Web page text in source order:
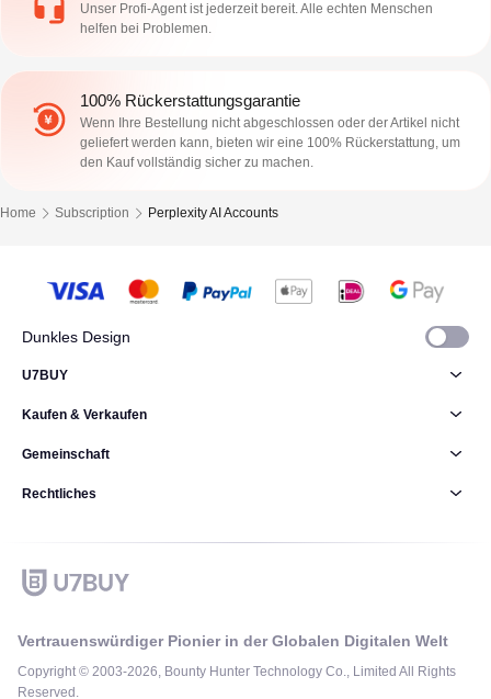
Unser Profi-Agent ist jederzeit bereit. Alle echten Menschen
helfen bei Problemen.
100% Rückerstattungsgarantie
Wenn Ihre Bestellung nicht abgeschlossen oder der Artikel nicht
geliefert werden kann, bieten wir eine 100% Rückerstattung, um
den Kauf vollständig sicher zu machen.
Home Subscription Perplexity AI Accounts
Dunkles Design
Vertrauenswürdiger Pionier in der Globalen Digitalen Welt
Copyright © 2003-2026, Bounty Hunter Technology Co., Limited All Rights
Reserved.
U7BUY
Kaufen & Verkaufen
Gemeinschaft
Rechtliches